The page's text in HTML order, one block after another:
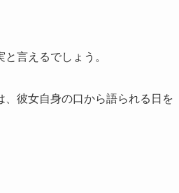
言えるでしょう。
彼女自身の口から語られる日を